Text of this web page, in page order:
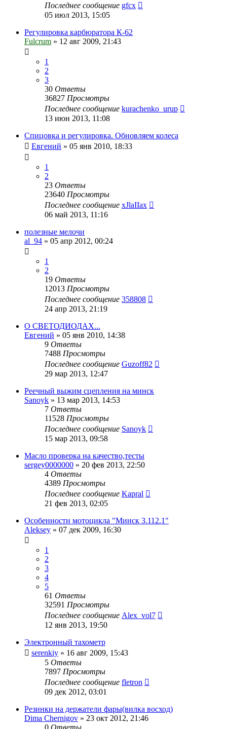
Последнее сообщение gfcx
05 июл 2013, 15:05
Регулировка карбюратора К-62
Fulcrum » 12 авг 2009, 21:43
1
2
3
30 Ответы
36827 Просмотры
Последнее сообщение kurachenko_urup
13 июн 2013, 11:08
Спицовка и регулировка. Обновляем колеса
Евгений » 05 янв 2010, 18:33
1
2
23 Ответы
23640 Просмотры
Последнее сообщение xJlaIIax
06 май 2013, 11:16
полезные мелочи
al_94 » 05 апр 2012, 00:24
1
2
19 Ответы
12013 Просмотры
Последнее сообщение 358808
24 апр 2013, 21:19
О СВЕТОДИОДАХ...
Евгений » 05 янв 2010, 14:38
9 Ответы
7488 Просмотры
Последнее сообщение Guzoff82
29 мар 2013, 12:47
Реечный выжим сцепления на минск
Sanoyk » 13 мар 2013, 14:53
7 Ответы
11528 Просмотры
Последнее сообщение Sanoyk
15 мар 2013, 09:58
Масло проверка на качество,тесты
sergey0000000 » 20 фев 2013, 22:50
4 Ответы
4389 Просмотры
Последнее сообщение Kapral
21 фев 2013, 02:05
Особенности мотоцикла "Минск 3.112.1"
Aleksey » 07 дек 2009, 16:30
1
2
3
4
5
61 Ответы
32591 Просмотры
Последнее сообщение Alex_vol7
12 янв 2013, 19:50
Электронный тахометр
serenkiy » 16 авг 2009, 15:43
5 Ответы
7897 Просмотры
Последнее сообщение fletron
09 дек 2012, 03:01
Резинки на держатели фары(вилка восход)
Dima Chernigov » 23 окт 2012, 21:46
0 Ответы